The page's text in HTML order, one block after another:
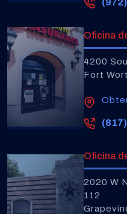
Oficina
4200
Fort
Oficina
2020 W
112